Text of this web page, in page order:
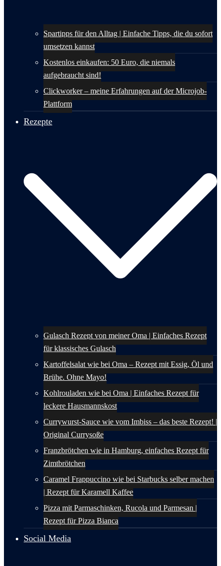
Spartipps für den Alltag | Einfache Tipps, die du sofort
umsetzen kannst
Kostenlos einkaufen: 50 Euro, die niemals
aufgebraucht sind!
Clickworker – meine Erfahrungen auf der Microjob-
Plattform
Rezepte
Gulasch Rezept von meiner Oma | Einfaches Rezept
für klassisches Gulasch
Kartoffelsalat wie bei Oma – Rezept mit Essig, Öl und
Brühe. Ohne Mayo!
Kohlrouladen wie bei Oma | Einfaches Rezept für
leckere Hausmannskost
Currywurst-Sauce wie vom Imbiss – das beste Rezept! |
Original Currysoße
Franzbrötchen wie in Hamburg, einfaches Rezept für
Zimtbrötchen
Caramel Frappuccino wie bei Starbucks selber machen
| Rezept für Karamell Kaffee
Pizza mit Parmaschinken, Rucola und Parmesan |
Rezept für Pizza Bianca
Social Media